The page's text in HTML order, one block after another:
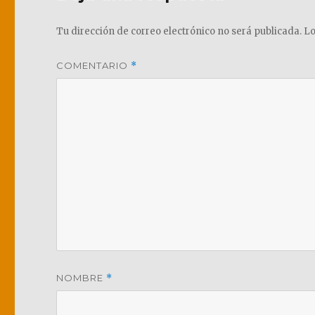
Tu dirección de correo electrónico no será publicada.
COMENTARIO *
NOMBRE *